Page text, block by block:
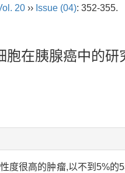
20 ›› Issue (04): 352-355.
胞在胰腺癌中的研
度很高的肿瘤,以不到5%